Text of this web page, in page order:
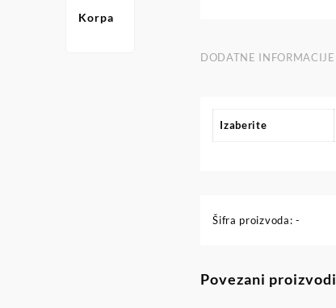
Korpa
DODATNE INFORMACIJE
Izaberite
Šifra proizvoda:-
Povezani proizvodi